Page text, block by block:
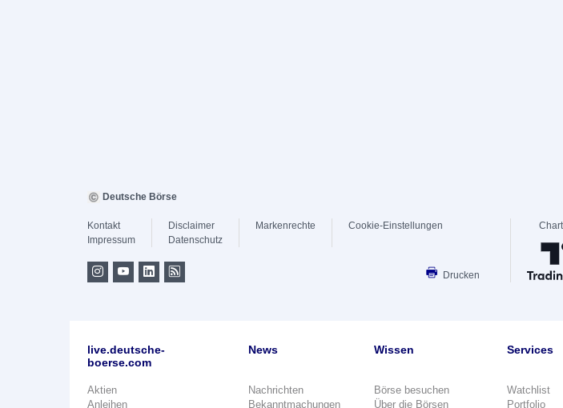
Deutsche Börse
Kontakt
Impressum
Disclaimer
Datenschutz
Markenrechte Cookie-Einstellungen
Drucken
live.deutsche-
boerse.com
Aktien
Anleihen
News
Nachrichten
Bekanntmachungen
Wissen
Börse besuchen
Über die Börsen
Services
Watchlist
Portfolio